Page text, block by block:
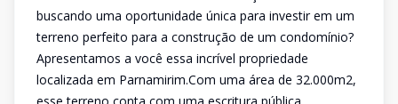
buscando uma oportunidade única para investir em um
terreno perfeito para a construção de um condomínio?
Apresentamos a você essa incrível propriedade
localizada em Parnamirim.Com uma área de 32.000m2,